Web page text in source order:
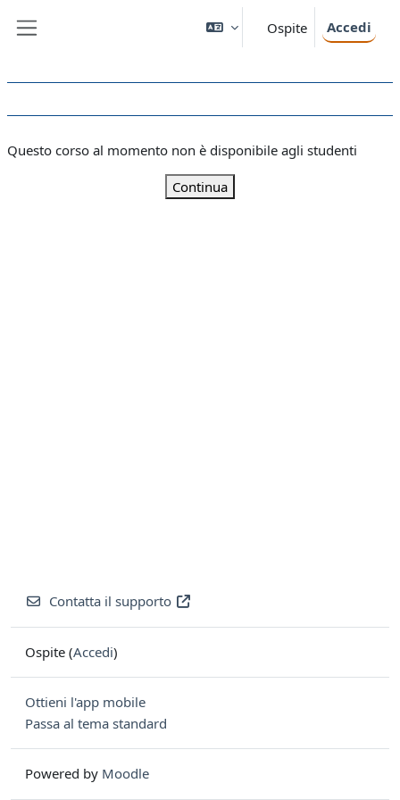
Ospite Accedi
Questo corso al momento non è disponibile agli studenti
Continua
Contatta il supporto
Ospite (Accedi)
Ottieni l'app mobile
Passa al tema standard
Powered by Moodle